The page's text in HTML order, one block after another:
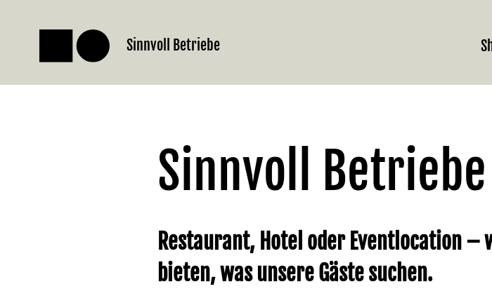
Sinnvoll Betriebe
Sinnvoll Betriebe
Restaurant, Hotel oder Eventlocation
bieten, was unsere Gäste suchen.